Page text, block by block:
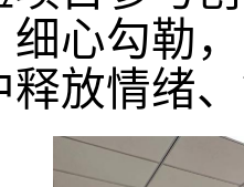
细心勾勒
释放情绪